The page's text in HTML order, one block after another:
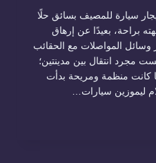
سيارة للمصيف بسائق حلًا
براحة، بعيدًا عن إرهاق
وسائل المواصلات مع الحقائب
مجرد انتقال بين مدينتين؛
كانت منظمة ومريحة بدأت
ليموزين سيارات…